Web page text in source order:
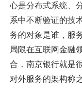
心是分布式系统、
系中不断验证的技
务的对象是谁，服
局限在互联网金融
合，南京银行就是
对外服务的架构称